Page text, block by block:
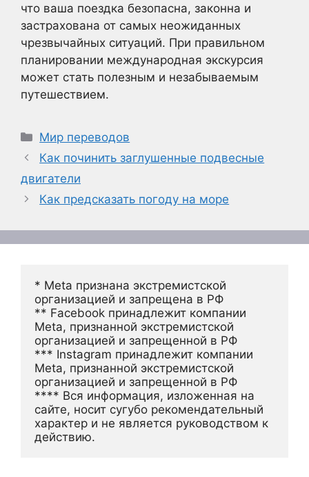
что ваша поездка безопасна, законна и
застрахована от самых неожиданных
чрезвычайных ситуаций. При правильном
планировании международная экскурсия
может стать полезным и незабываемым
путешествием.
Рубрики
Мир переводов
Как починить заглушенные подвесные
двигатели
Как предсказать погоду на море
* Meta признана экстремистской
организацией и запрещена в РФ
** Facebook принадлежит компании
Meta, признанной экстремистской
организацией и запрещенной в РФ
*** Instagram принадлежит компании
Meta, признанной экстремистской
организацией и запрещенной в РФ
**** Вся информация, изложенная на
сайте, носит сугубо рекомендательный
характер и не является руководством к
действию.